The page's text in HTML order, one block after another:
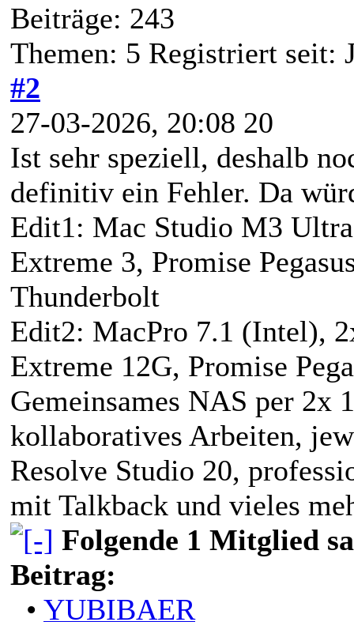
Beiträge: 243
Themen: 5 Registriert seit:
#2
27-03-2026, 20:08 20
Ist sehr speziell, deshalb
definitiv ein Fehler. Da
Edit1: Mac Studio M3
Extreme 3, Promise
Thunderbolt
Edit2: MacPro 7.1 (Intel),
Extreme 12G, Promise
Gemeinsames NAS per 2x
kollaboratives Arbeiten,
Resolve Studio 20,
mit Talkback und vieles
Folgende 1 Mitglied
Beitrag:
• YUBIBAER